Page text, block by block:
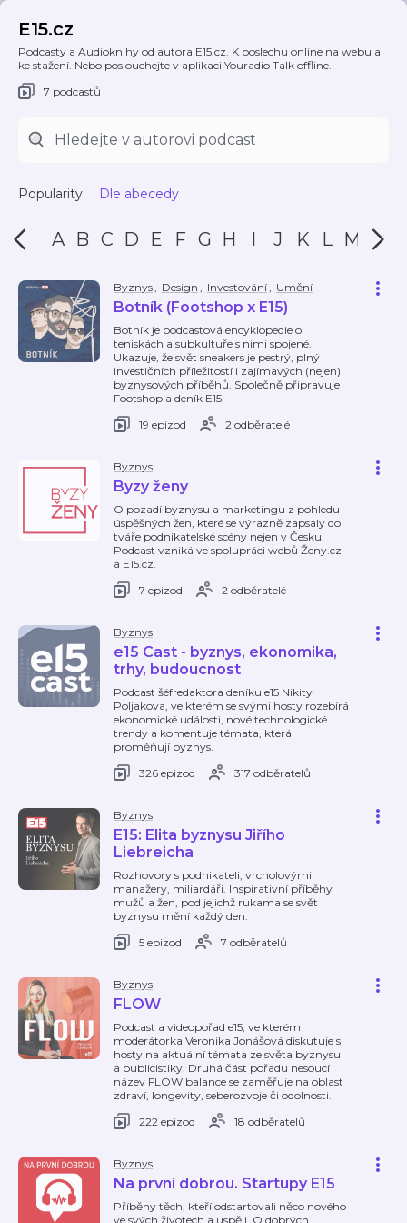
E15.cz
Podcasty a Audioknihy od autora E15.cz. K poslechu online na webu a
ke stažení. Nebo poslouchejte v aplikaci Youradio Talk offline.
7 podcastů
Popularity Dle abecedy
A B C D E F G H I J K L M N
Byznys, Design , Investování, Umění
Botník (Footshop x E15)
Botník je podcastová encyklopedie o
teniskách a subkultuře s nimi spojené.
Ukazuje, že svět sneakers je pestrý, plný
investičních příležitostí i zajímavých (nejen)
byznysových příběhů. Společně připravuje
Footshop a deník E15.
19 epizod
2 odběratelé
Byznys
Byzy ženy
O pozadí byznysu a marketingu z pohledu
úspěšných žen, které se výrazně zapsaly do
tváře podnikatelské scény nejen v Česku.
Podcast vzniká ve spolupráci webů Ženy.cz
a E15.cz.
7 epizod
2 odběratelé
Byznys
e15 Cast - byznys, ekonomika,
trhy, budoucnost
Podcast šéfredaktora deníku e15 Nikity
Poljakova, ve kterém se svými hosty rozebírá
ekonomické události, nové technologické
trendy a komentuje témata, která
proměňují byznys.
326 epizod
317 odběratelů
Byznys
E15: Elita byznysu Jiřího
Liebreicha
Rozhovory s podnikateli, vrcholovými
manažery, miliardáři. Inspirativní příběhy
mužů a žen, pod jejichž rukama se svět
byznysu mění každý den.
5 epizod
7 odběratelů
Byznys
FLOW
Podcast a videopořad e15, ve kterém
moderátorka Veronika Jonášová diskutuje s
hosty na aktuální témata ze světa byznysu
a publicistiky. Druhá část pořadu nesoucí
název FLOW balance se zaměřuje na oblast
zdraví, longevity, seberozvoje či odolnosti.
222 epizod
18 odběratelů
Byznys
Na první dobrou. Startupy E15
Příběhy těch, kteří odstartovali něco nového
ve svých životech a uspěli. O dobrých